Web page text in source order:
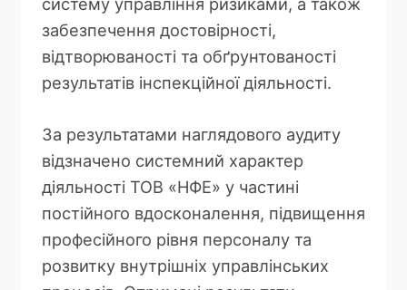
забезпечення достовірності,
відтворюваності та обґрунтованості
результатів інспекційної діяльності.
За результатами наглядового аудиту
відзначено системний характер
діяльності ТОВ «НФЕ» у частині
постійного вдосконалення, підвищення
професійного рівня персоналу та
розвитку внутрішніх управлінських